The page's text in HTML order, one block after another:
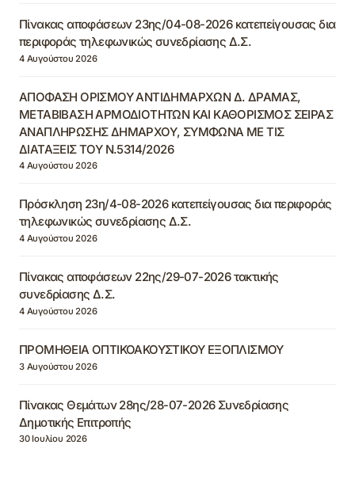
Πίνακας αποφάσεων 23ης/04-08-2026 κατεπείγουσας δια
περιφοράς τηλεφωνικώς συνεδρίασης Δ.Σ.
4 Αυγούστου 2026
ΑΠΟΦΑΣΗ ΟΡΙΣΜΟΥ ΑΝΤΙΔΗΜΑΡΧΩΝ Δ. ΔΡΑΜΑΣ,
ΜΕΤΑΒΙΒΑΣΗ ΑΡΜΟΔΙΟΤΗΤΩΝ ΚΑΙ ΚΑΘΟΡΙΣΜΟΣ ΣΕΙΡΑΣ
ΑΝΑΠΛΗΡΩΣΗΣ ΔΗΜΑΡΧΟΥ, ΣΥΜΦΩΝΑ ΜΕ ΤΙΣ
ΔΙΑΤΑΞΕΙΣ ΤΟΥ Ν.5314/2026
4 Αυγούστου 2026
Πρόσκληση 23η/4-08-2026 κατεπείγουσας δια περιφοράς
τηλεφωνικώς συνεδρίασης Δ.Σ.
4 Αυγούστου 2026
Πίνακας αποφάσεων 22ης/29-07-2026 τακτικής
συνεδρίασης Δ.Σ.
4 Αυγούστου 2026
ΠΡΟΜΗΘΕΙΑ ΟΠΤΙΚΟΑΚΟΥΣΤΙΚΟΥ ΕΞΟΠΛΙΣΜΟΥ
3 Αυγούστου 2026
Πίνακας Θεμάτων 28ης/28-07-2026 Συνεδρίασης
Δημοτικής Επιτροπής
30 Ιουλίου 2026